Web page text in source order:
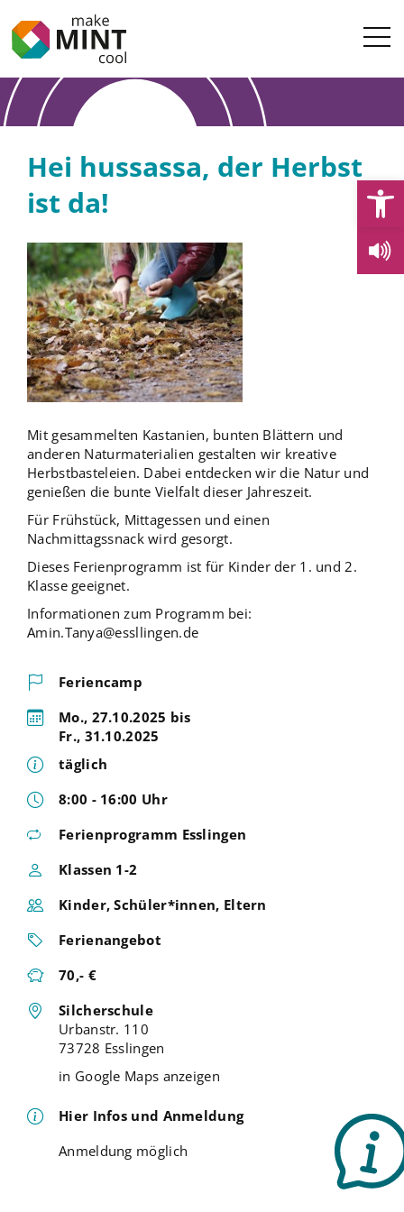
Hei hussassa, der Herbst
ist da!
Mit gesammelten Kastanien, bunten Blättern und
anderen Naturmaterialien gestalten wir kreative
Herbstbasteleien. Dabei entdecken wir die Natur und
genießen die bunte Vielfalt dieser Jahreszeit.
Für Frühstück, Mittagessen und einen
Nachmittagssnack wird gesorgt.
Dieses Ferienprogramm ist für Kinder der 1. und 2.
Klasse geeignet.
Informationen zum Programm bei:
Amin.Tanya@essllingen.de
Feriencamp
Mo., 27.10.2025 bis
Fr., 31.10.2025
täglich
8:00 - 16:00 Uhr
Ferienprogramm Esslingen
Klassen 1-2
Kinder, Schüler*innen, Eltern
Ferienangebot
70,- €
Silcherschule
Urbanstr. 110
73728 Esslingen
in Google Maps anzeigen
Hier Infos und Anmeldung
Anmeldung möglich